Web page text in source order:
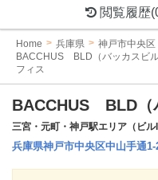
閲覧履歴
Home 兵庫県
神戸市中央区
BACCHUS BLD（バッカスビ
フィス
BACCHUS BLD（
三宮・元町・神戸駅エリア（ビ
兵庫県神戸市中央区中山手通1-